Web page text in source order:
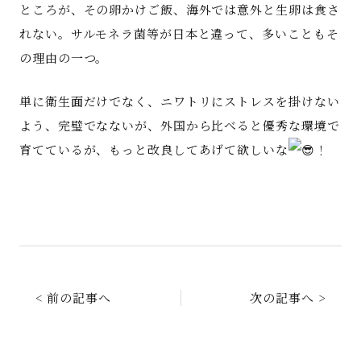
ところが、その卵かけご飯、海外では意外と生卵は食さ
れない。サルモネラ菌等が日本と違って、多いこともそ
の理由の一つ。
単に衛生面だけでなく、ニワトリにストレスを掛けない
よう、完璧でなないが、外国から比べると優秀な環境で
育てているが、もっと改良してあげて欲しいな
！
< 前の記事へ 次の記事へ >